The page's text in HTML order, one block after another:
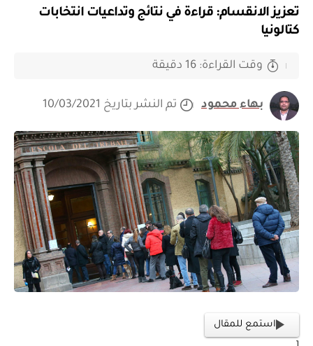
تعزيز الانقسام: قراءة في نتائج وتداعيات انتخابات
كتالونيا
بهاء محمود تم النشر بتاريخ 10/03/2021
وقت القراءة: 16 دقيقة
استمع للمقال